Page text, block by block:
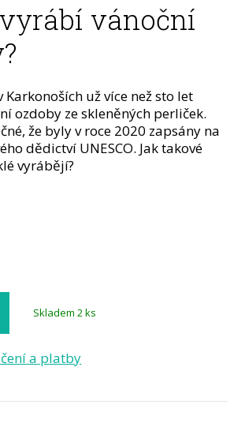
vánoční
Karkonoších už více než sto let
ozdoby ze skleněných perliček.
že byly v roce 2020 zapsány na
dědictví UNESCO. Jak takové
vyrábějí?
Skladem 2 ks
a platby